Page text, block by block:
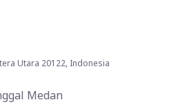
Utara 20122, Indonesia